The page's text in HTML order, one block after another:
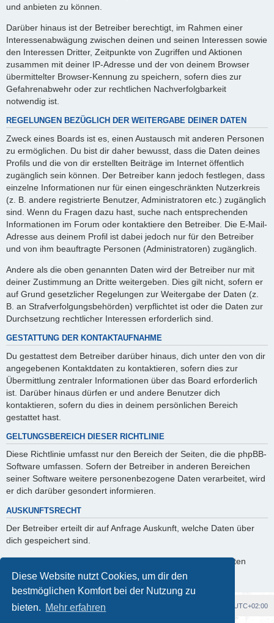
Diese Website nutzt Cookies, um dir den
bestmöglichen Komfort bei der Nutzung zu
bieten. Mehr erfahren
und anbieten zu können.
Darüber hinaus ist der Betreiber berechtigt, im Rahmen einer
Interessenabwägung zwischen deinen und seinen Interessen sowie
den Interessen Dritter, Zeitpunkte von Zugriffen und Aktionen
zusammen mit deiner IP-Adresse und der von deinem Browser
übermittelter Browser-Kennung zu speichern, sofern dies zur
Gefahrenabwehr oder zur rechtlichen Nachverfolgbarkeit
notwendig ist.
REGELUNGEN BEZÜGLICH DER WEITERGABE DEINER DATEN
Zweck eines Boards ist es, einen Austausch mit anderen Personen
zu ermöglichen. Du bist dir daher bewusst, dass die Daten deines
Profils und die von dir erstellten Beiträge im Internet öffentlich
zugänglich sein können. Der Betreiber kann jedoch festlegen, dass
einzelne Informationen nur für einen eingeschränkten Nutzerkreis
(z. B. andere registrierte Benutzer, Administratoren etc.) zugänglich
sind. Wenn du Fragen dazu hast, suche nach entsprechenden
Informationen im Forum oder kontaktiere den Betreiber. Die E-Mail-
Adresse aus deinem Profil ist dabei jedoch nur für den Betreiber
und von ihm beauftragte Personen (Administratoren) zugänglich.
Andere als die oben genannten Daten wird der Betreiber nur mit
deiner Zustimmung an Dritte weitergeben. Dies gilt nicht, sofern er
auf Grund gesetzlicher Regelungen zur Weitergabe der Daten (z.
B. an Strafverfolgungsbehörden) verpflichtet ist oder die Daten zur
Durchsetzung rechtlicher Interessen erforderlich sind.
GESTATTUNG DER KONTAKTAUFNAHME
Du gestattest dem Betreiber darüber hinaus, dich unter den von dir
angegebenen Kontaktdaten zu kontaktieren, sofern dies zur
Übermittlung zentraler Informationen über das Board erforderlich
ist. Darüber hinaus dürfen er und andere Benutzer dich
kontaktieren, sofern du dies in deinem persönlichen Bereich
gestattet hast.
GELTUNGSBEREICH DIESER RICHTLINIE
Diese Richtlinie umfasst nur den Bereich der Seiten, die die phpBB-
Software umfassen. Sofern der Betreiber in anderen Bereichen
seiner Software weitere personenbezogene Daten verarbeitet, wird
er dich darüber gesondert informieren.
AUSKUNFTSRECHT
Der Betreiber erteilt dir auf Anfrage Auskunft, welche Daten über
dich gespeichert sind.
Du kannst jederzeit die Löschung bzw. Sperrung deiner Daten
verlangen. Kontaktiere hierzu bitte den Betreiber.
Foren-Übersicht UTC+02:00